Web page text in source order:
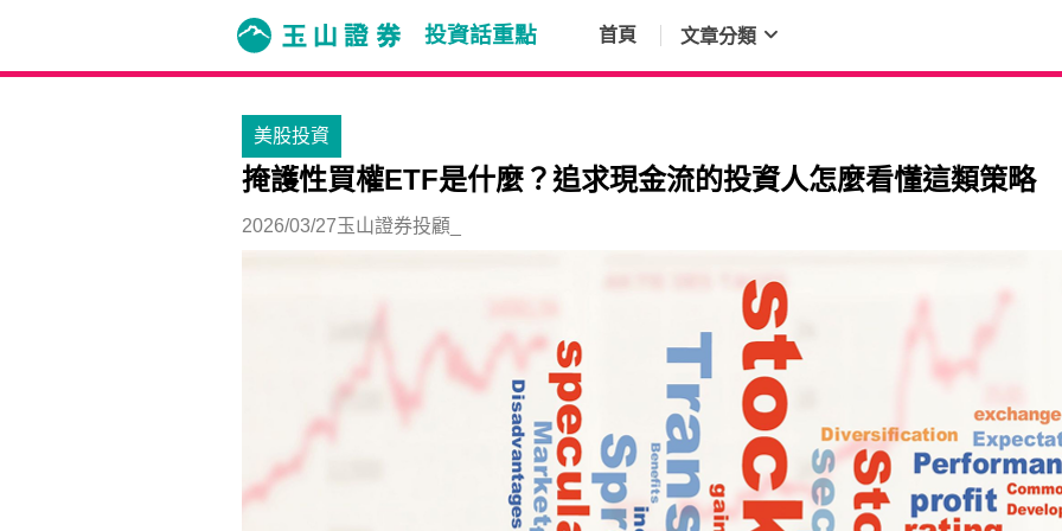
投資話重點 首頁 文章分類
美股投資
掩護性買權ETF是什麼？追求現金流的投資人怎麼看懂這類策略
2026/03/27玉山證券投顧_